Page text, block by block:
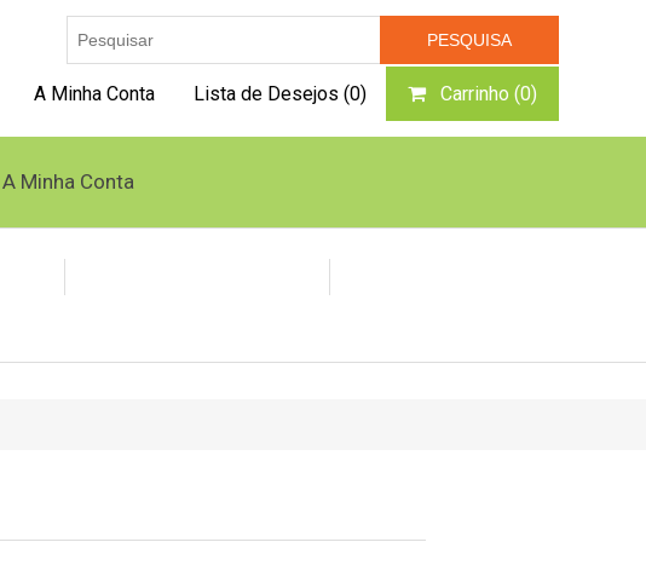
A Minha Conta Lista de Desejos (0) Carrinho (0)
A Minha Conta